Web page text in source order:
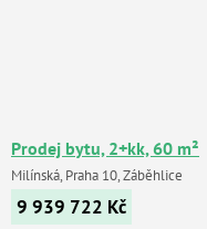
Prodej bytu, 2+kk, 60 m²
Milínská, Praha 10, Záběhlice
9 939 722 Kč